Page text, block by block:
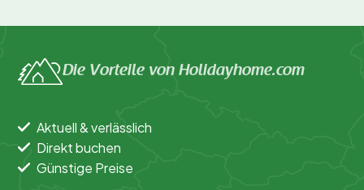
Die Vorteile von Holidayhome.com
Aktuell & verlässlich
Direkt buchen
Günstige Preise